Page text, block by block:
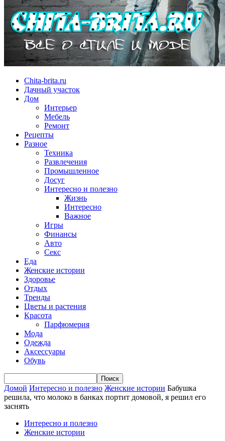
Chita-brita.ru
Дачный участок
Дом
Интерьер
Мебель
Ремонт
Рецепты
Разное
Техника
Развлечения
Промышленное
Досуг
Интересно и полезно
Жизнь
Интересно
Важное
Игры
Финансы
Авто
Секс
Еда
Женские истории
Здоровье
Отдых
Тренды
Цветы и растения
Красота
Парфюмерия
Мода
Одежда
Аксессуары
Обувь
Домой Интересно и полезно Женские истории Бабушка
решила, что молоко в банках портит домовой, я решил его
заснять
Интересно и полезно
Женские истории